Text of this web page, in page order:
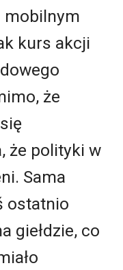
mobilnym
kurs akcji
że
że polityki w
Sama
ostatnio
giełdzie, co